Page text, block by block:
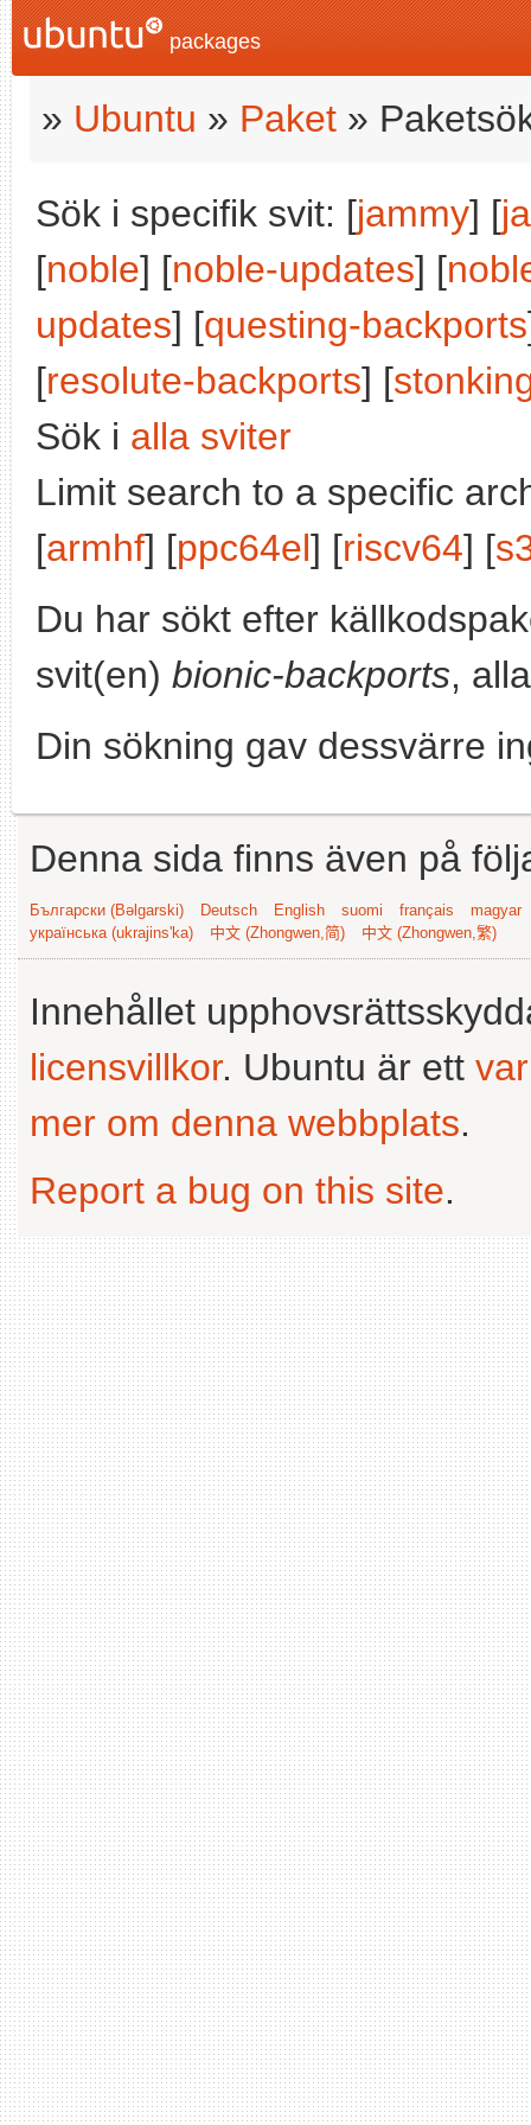
packages
» Ubuntu » Paket »
Sök i specifik svit: [jammy] [
[noble] [noble-updates] [
updates] [questing-backports
[resolute-backports] [
Sök i alla sviter
Limit search to a specific
[armhf] [ppc64el] [riscv64] [
Du har sökt efter
svit(en) bionic-backports,
Din sökning gav dessvärre
Denna sida finns även på
Български (Bəlgarski) Deutsch English suomi français
magyar
українська (ukrajins'ka)
中文 (Zhongwen,简) 中文 (Zhongwen,繁)
Innehållet
licensvillkor. Ubuntu är ett
mer om denna webbplats.
Report a bug on this site.